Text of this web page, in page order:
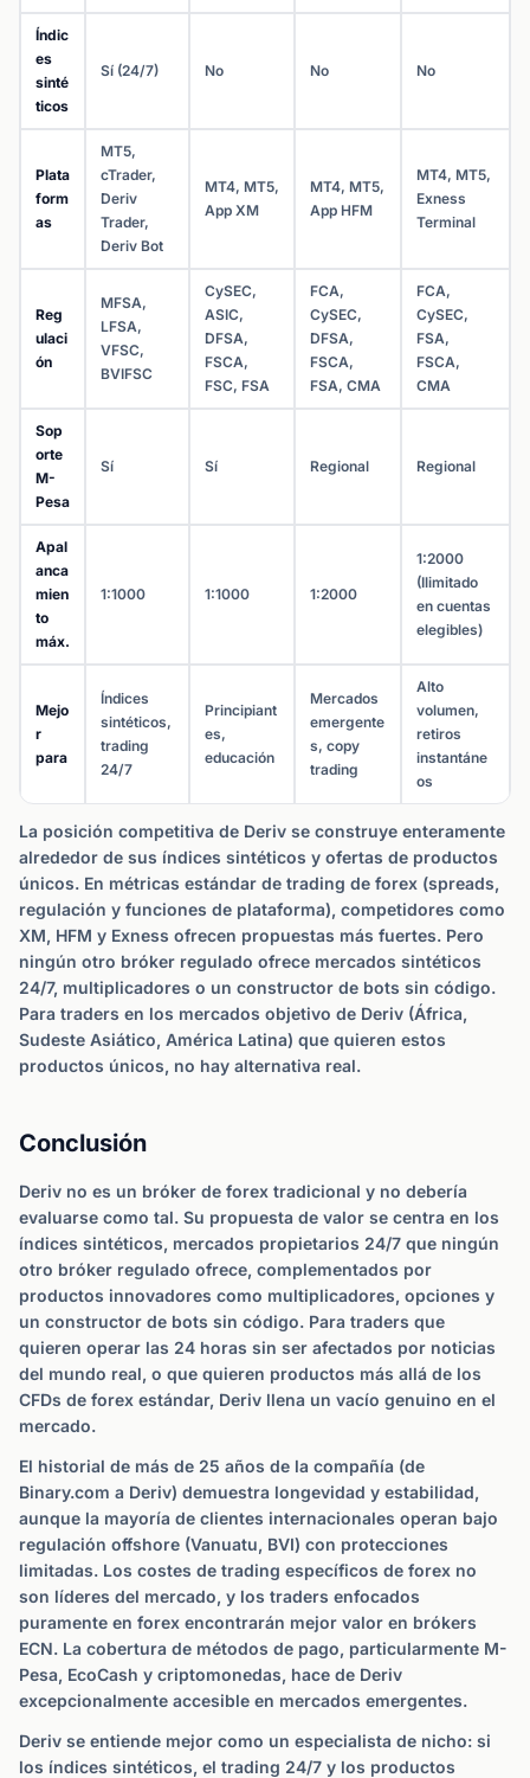
Índic
es
sinté
ticos
Sí (24/7) No No No
Plata
form
as
MT5,
cTrader,
Deriv
Trader,
Deriv Bot
MT4, MT5,
App XM
MT4, MT5,
App HFM
MT4, MT5,
Exness
Terminal
Reg
ulaci
ón
MFSA,
LFSA,
VFSC,
BVIFSC
CySEC,
ASIC,
DFSA,
FSCA,
FSC, FSA
FCA,
CySEC,
DFSA,
FSCA,
FSA, CMA
FCA,
CySEC,
FSA,
FSCA,
CMA
Sop
orte
M-
Pesa
Sí Sí Regional Regional
Apal
anca
mien
to
máx.
1:1000 1:1000 1:2000
1:2000
(Ilimitado
en cuentas
elegibles)
Mejo
r
para
Índices
sintéticos,
trading
24/7
Principiant
es,
educación
Mercados
emergente
s, copy
trading
Alto
volumen,
retiros
instantáne
os
La posición competitiva de Deriv se construye enteramente
alrededor de sus índices sintéticos y ofertas de productos
únicos. En métricas estándar de trading de forex (spreads,
regulación y funciones de plataforma), competidores como
XM, HFM y Exness ofrecen propuestas más fuertes. Pero
ningún otro bróker regulado ofrece mercados sintéticos
24/7, multiplicadores o un constructor de bots sin código.
Para traders en los mercados objetivo de Deriv (África,
Sudeste Asiático, América Latina) que quieren estos
productos únicos, no hay alternativa real.
Conclusión
Deriv no es un bróker de forex tradicional y no debería
evaluarse como tal. Su propuesta de valor se centra en los
índices sintéticos, mercados propietarios 24/7 que ningún
otro bróker regulado ofrece, complementados por
productos innovadores como multiplicadores, opciones y
un constructor de bots sin código. Para traders que
quieren operar las 24 horas sin ser afectados por noticias
del mundo real, o que quieren productos más allá de los
CFDs de forex estándar, Deriv llena un vacío genuino en el
mercado.
El historial de más de 25 años de la compañía (de
Binary.com a Deriv) demuestra longevidad y estabilidad,
aunque la mayoría de clientes internacionales operan bajo
regulación offshore (Vanuatu, BVI) con protecciones
limitadas. Los costes de trading específicos de forex no
son líderes del mercado, y los traders enfocados
puramente en forex encontrarán mejor valor en brókers
ECN. La cobertura de métodos de pago, particularmente M-
Pesa, EcoCash y criptomonedas, hace de Deriv
excepcionalmente accesible en mercados emergentes.
Deriv se entiende mejor como un especialista de nicho: si
los índices sintéticos, el trading 24/7 y los productos